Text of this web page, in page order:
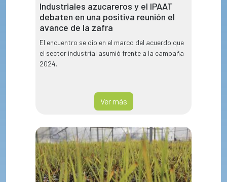
Industriales azucareros y el IPAAT
debaten en una positiva reunión el
avance de la zafra
El encuentro se dio en el marco del acuerdo que
el sector industrial asumió frente a la campaña
2024.
Ver más